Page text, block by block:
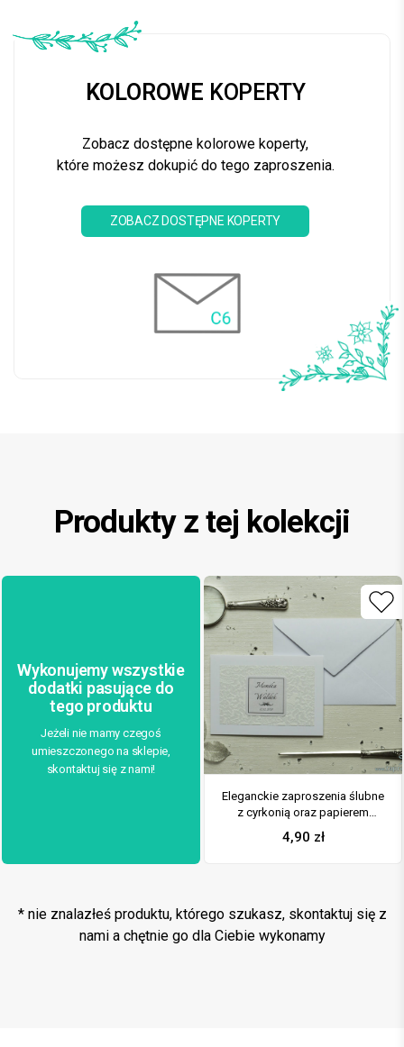
KOLOROWE KOPERTY
Zobacz dostępne kolorowe koperty,
które możesz dokupić do tego zaproszenia.
ZOBACZ DOSTĘPNE KOPERTY
Produkty z tej kolekcji
Wykonujemy wszystkie
dodatki pasujące do
tego produktu
Jeżeli nie mamy czegoś
umieszczonego na sklepie,
skontaktuj się z nami!
Eleganckie zaproszenia ślubne
z cyrkonią oraz papierem
ozdobnym przypominającym
grubą kremową koronkę, na
4,90 zł
* nie znalazłeś produktu, którego szukasz, skontaktuj się z
nami a chętnie go dla Ciebie wykonamy